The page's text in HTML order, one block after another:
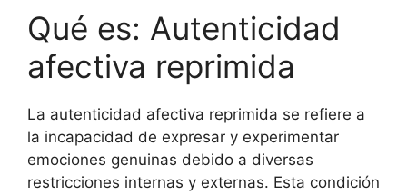
Qué es: Autenticidad
afectiva reprimida
La autenticidad afectiva reprimida se refiere a
la incapacidad de expresar y experimentar
emociones genuinas debido a diversas
restricciones internas y externas. Esta condición